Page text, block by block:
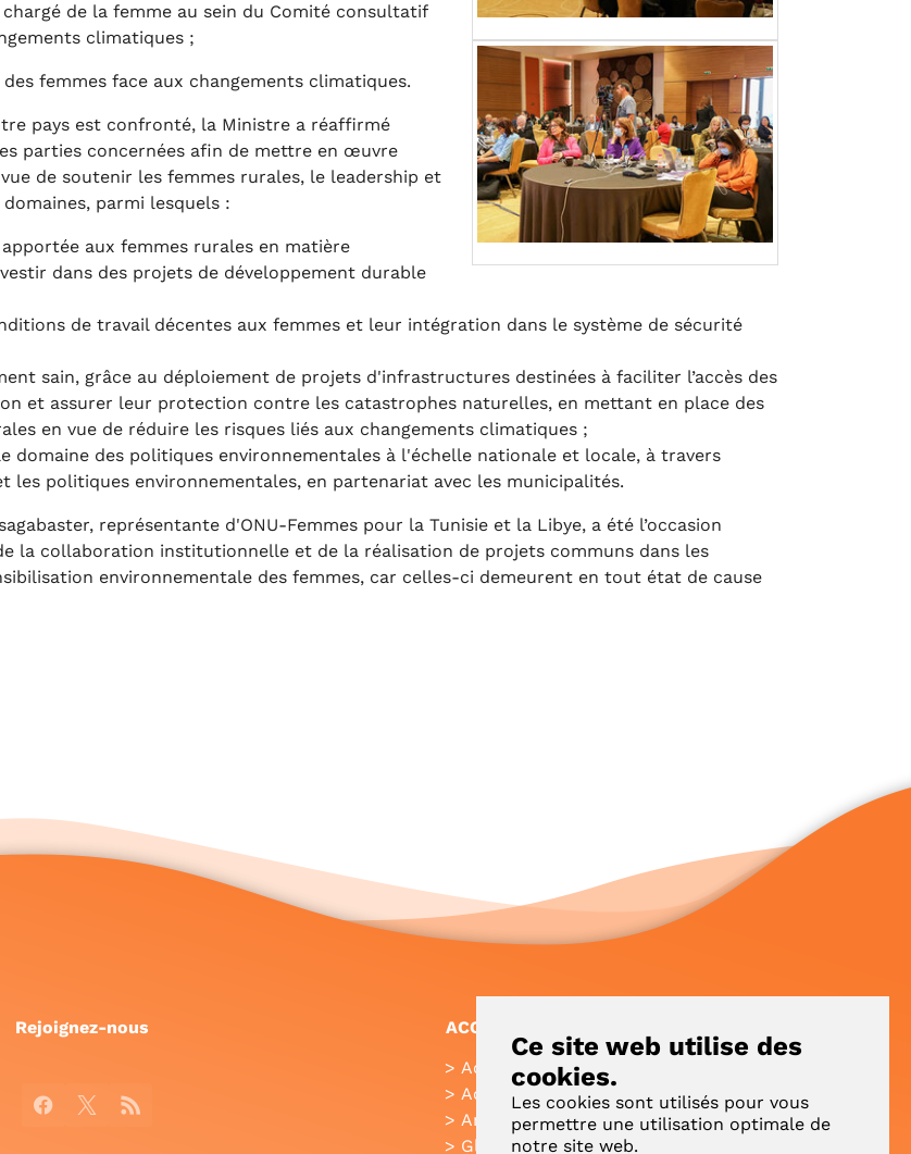
Ce site web utilise des
cookies.
Les cookies sont utilisés pour vous
permettre une utilisation optimale de
notre site web.
de la femme au sein du Comité consultatif
climatiques ;
femmes face aux changements climatiques.
pays est confronté, la Ministre a réaffirmé
parties concernées afin de mettre en œuvre
de soutenir les femmes rurales, le leadership et
parmi lesquels :
aux femmes rurales en matière
dans des projets de développement durable
de travail décentes aux femmes et leur intégration dans le système de sécurité
sain, grâce au déploiement de projets d'infrastructures destinées à faciliter l’accès des
et assurer leur protection contre les catastrophes naturelles, en mettant en place des
en vue de réduire les risques liés aux changements climatiques ;
domaine des politiques environnementales à l'échelle nationale et locale, à travers
les politiques environnementales, en partenariat avec les municipalités.
représentante d'ONU-Femmes pour la Tunisie et la Libye, a été l’occasion
la collaboration institutionnelle et de la réalisation de projets communs dans les
environnementale des femmes, car celles-ci demeurent en tout état de cause
Rejoignez-nous
Facebook
X RSS
ACCÈS RAPIDE
Accueil
Actualités
Annuaire
Glossaire
Plan de site
Aide
Intranet